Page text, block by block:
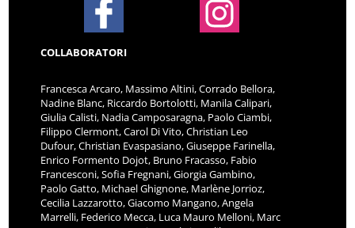
COLLABORATORI
Francesca Arcaro, Massimo Altini, Corrado Bellora,
Nadine Blanc, Riccardo Bortolotti, Manila Calipari,
Giulia Calisti, Nadia Camposaragna, Paolo Ciambi,
Filippo Clermont, Carol Di Vito, Christian Leo
Dufour, Christian Evaspasiano, Giuseppe Farinella,
Enrico Formento Dojot, Bruno Fracasso, Fabio
Francesconi, Sofia Fregnani, Giorgia Gambino,
Paolo Gatto, Michael Ghignone, Marlène Jorrioz,
Cecilia Lazzarotto, Giacomo Mangano, Angela
Marrelli, Federico Mecca, Luca Mauro Melloni, Marc